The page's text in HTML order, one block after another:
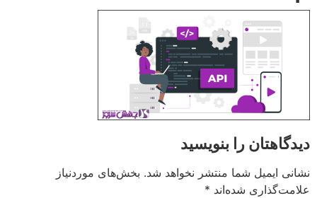
دیدگاهتان را بنویسید
نشانی ایمیل شما منتشر نخواهد شد. بخش‌های موردنیاز
علامت‌گذاری شده‌اند *